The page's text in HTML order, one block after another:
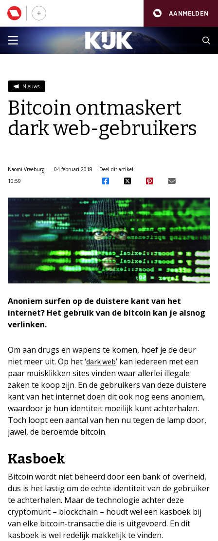
AANMELDEN
Nieuws
Bitcoin ontmaskert
dark web-gebruikers
Naomi Vreeburg
04 februari 2018
10:59
Deel dit artikel:
Anoniem surfen op de duistere kant van het
internet? Het gebruik van de bitcoin kan je alsnog
verlinken.
Om aan drugs en wapens te komen, hoef je de deur
niet meer uit. Op het ‘dark web’ kan iedereen met een
paar muisklikken sites vinden waar allerlei illegale
zaken te koop zijn. En de gebruikers van deze duistere
kant van het internet doen dit ook nog eens anoniem,
waardoor je hun identiteit moeilijk kunt achterhalen.
Toch loopt een aantal van hen nu tegen de lamp door,
jawel, de beroemde bitcoin.
Kasboek
Bitcoin wordt niet beheerd door een bank of overheid,
dus is het lastig om de echte identiteit van de gebruiker
te achterhalen. Maar de technologie achter deze
cryptomunt – blockchain – houdt wel een kasboek bij
van elke bitcoin-transactie die is uitgevoerd. En dit
kasboek is wel redelijk makkelijk te vinden.